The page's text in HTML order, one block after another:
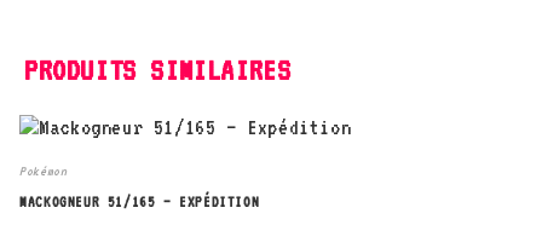
PRODUITS SIMILAIRES
Pokémon
MACKOGNEUR 51/165 – EXPÉDITION